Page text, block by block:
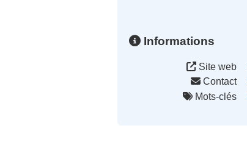
Informations
Site web
Contact
Mots-clés